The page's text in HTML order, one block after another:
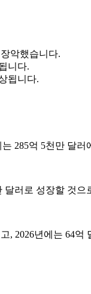
악했습니다.
니다.
됩니다.
285억 5천만 달
달러로 성장할 것으
, 2026년에는 64억